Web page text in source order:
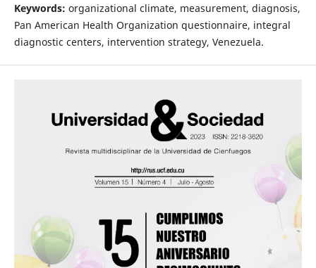
Keywords: organizational climate, measurement, diagnosis,
Pan American Health Organization questionnaire, integral
diagnostic centers, intervention strategy, Venezuela.